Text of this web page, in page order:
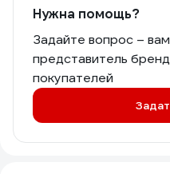
Нужна помощь?
Задайте вопрос –
представитель
покупателей